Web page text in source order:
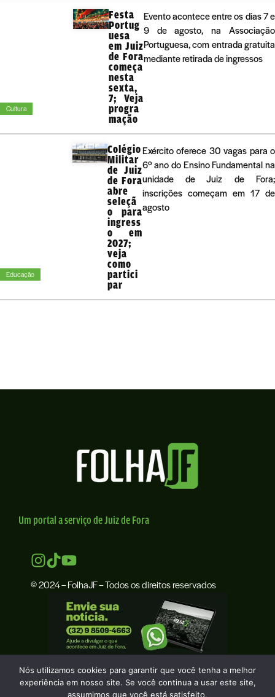
Cultura
Festa
Portug
uesa
em Juiz
de Fora
começa
nesta
sexta,
7; Veja
progra
mação
Evento acontece entre os dias 7 e
9 de agosto, na Associação
Portuguesa, com entrada gratuita
mediante retirada de ingressos
Educação
Colégio
Militar
de Juiz
de Fora
abre
seleçã
o para
ingress
o em
2027;
veja
como
partici
par
Exército oferece 30 vagas para o
6º ano do Ensino Fundamental na
unidade de Juiz de Fora;
inscrições começam em 17 de
agosto
Um portal a serviço de Juiz de Fora
© 2024 – FolhaJF – Todos os direitos reservados
Nós utilizamos cookies para garantir que você tenha a melhor
experiência em nosso site. Se você continua a usar este site,
assumimos que você está satisfeito.